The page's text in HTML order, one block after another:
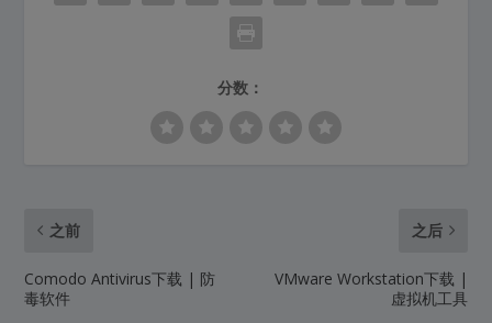
分数：
之前
Comodo Antivirus下载 | 防
毒软件
之后
VMware Workstation下载 |
虚拟机工具